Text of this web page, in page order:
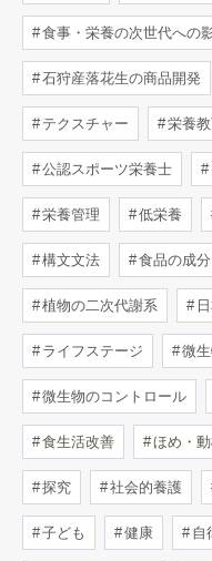
食事・栄養の次世代への
石狩産落花生の商品開発
テクスチャー 栄養
公認スポーツ栄養士
栄養管理 低栄養
構文文法 食品の成分
植物の二次代謝系 日
ライフステージ 微生
微生物のコントロール
食生活改善 ほめ・動
探究 社会的養護
子ども 健康 自